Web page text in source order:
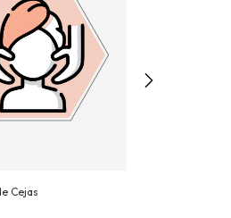
Cejas